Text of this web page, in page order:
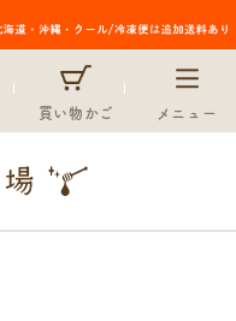
買い物かご メニュー